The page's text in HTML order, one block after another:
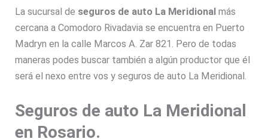
La sucursal de seguros de auto La Meridional más
cercana a Comodoro Rivadavia se encuentra en Puerto
Madryn en la calle Marcos A. Zar 821. Pero de todas
maneras podes buscar también a algún productor que él
será el nexo entre vos y seguros de auto La Meridional.
Seguros de auto La Meridional
en Rosario.